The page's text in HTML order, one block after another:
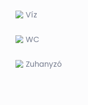
Víz
WC
Zuhanyzó